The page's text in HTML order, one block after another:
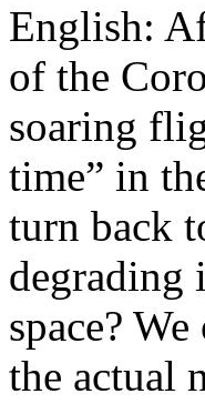
English:
of the
soaring
time” in
turn back
degrading
space?
the actual